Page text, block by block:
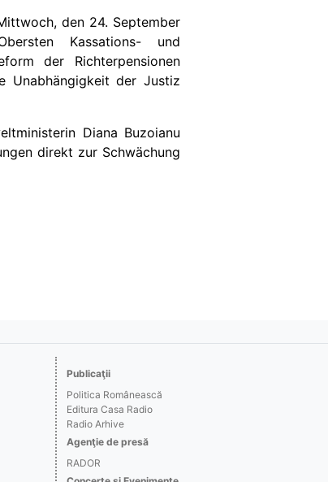
den 24. September
Kassations- und
der Richterpensionen
Unabhängigkeit der Justiz
Diana Buzoianu
direkt zur Schwächung
Publicaţii
Politica Românească
Editura Casa Radio
Radio Arhive
Agenţie de presă
RADOR